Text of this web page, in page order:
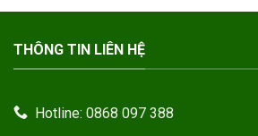
THÔNG TIN LIÊN HỆ
Hotline: 0868 097 388